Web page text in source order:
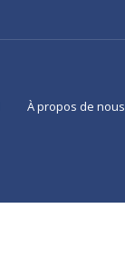
À propos de nous